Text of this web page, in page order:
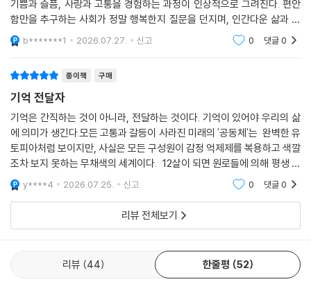
기쁨과 슬픔, 사랑과 고통을 경험하는 과정이 인상적으로 그려진다. 편안
함만을 추구하는 사회가 정말 행복한지 질문을 던지며, 인간다운 삶과 진
정한 자유의 소중함을 깨닫게 하는 작품이다. 읽은 뒤에도 오래 생각하게
만드는 책이다.
b*******1 2026.07.27. 신고 0 댓글0
종이책 구매
기억 전달자
기억은 간직하는 것이 아니라, 전달하는 것이다. 기억이 있어야 우리의 삶
에 의미가 생긴다.모든 고통과 갈등이 사라진 미래의 '공동체'는 완벽한 유
토피아처럼 보이지만, 사실은 모든 구성원이 감정 억제제를 복용하고 색깔
조차 보지 못하는 무채색의 세계이다. 12살이 되면 원로들에 의해 평생 직
업을 배정받으며, 규칙을 어기거나 쓸모가 없어지면 '임무 해제(죽음)'를
당하게 된다.
y****4 2026.07.25. 신고 0 댓글0
리뷰 전체보기
리뷰 44 한줄평 52